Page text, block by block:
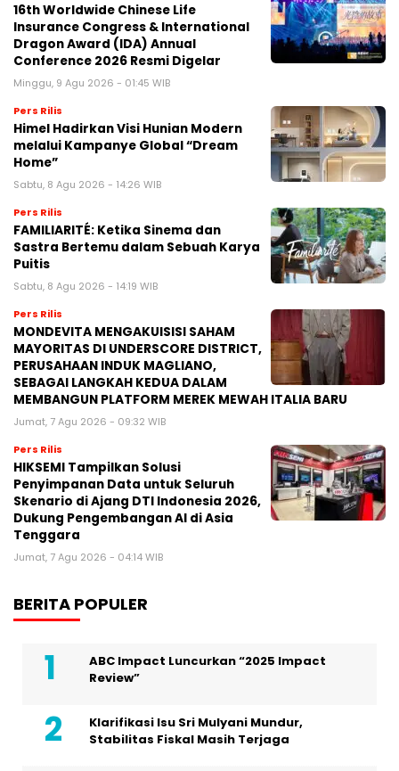
16th Worldwide Chinese Life
Insurance Congress & International
Dragon Award (IDA) Annual
Conference 2026 Resmi Digelar
Minggu, 9 Agu 2026 - 01:45 WIB
Pers Rilis
Himel Hadirkan Visi Hunian Modern
melalui Kampanye Global “Dream
Home”
Sabtu, 8 Agu 2026 - 14:26 WIB
Pers Rilis
FAMILIARITÉ: Ketika Sinema dan
Sastra Bertemu dalam Sebuah Karya
Puitis
Sabtu, 8 Agu 2026 - 14:19 WIB
Pers Rilis
MONDEVITA MENGAKUISISI SAHAM
MAYORITAS DI UNDERSCORE DISTRICT,
PERUSAHAAN INDUK MAGLIANO,
SEBAGAI LANGKAH KEDUA DALAM
MEMBANGUN PLATFORM MEREK MEWAH ITALIA BARU
Jumat, 7 Agu 2026 - 09:32 WIB
Pers Rilis
HIKSEMI Tampilkan Solusi
Penyimpanan Data untuk Seluruh
Skenario di Ajang DTI Indonesia 2026,
Dukung Pengembangan AI di Asia
Tenggara
Jumat, 7 Agu 2026 - 04:14 WIB
BERITA POPULER
ABC Impact Luncurkan “2025 Impact
Review”
Klarifikasi Isu Sri Mulyani Mundur,
Stabilitas Fiskal Masih Terjaga